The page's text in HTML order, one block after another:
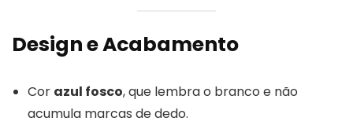
Design e Acabamento
Cor azul fosco, que lembra o branco e não
acumula marcas de dedo.